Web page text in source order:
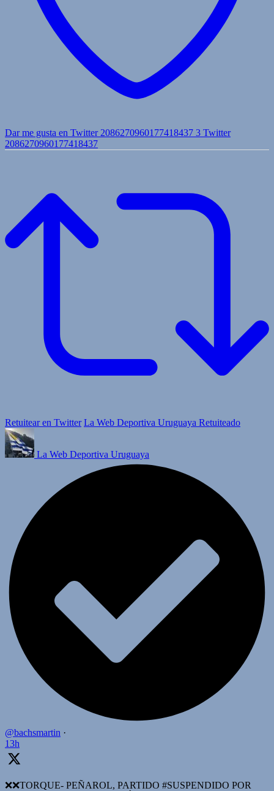
Dar me gusta en Twitter 2086270960177418437 3 Twitter
2086270960177418437
Retuitear en Twitter La Web Deportiva Uruguaya Retuiteado
La Web Deportiva Uruguaya
@bachsmartin ·
13h
❌️❌TORQUE- PEÑAROL, PARTIDO #SUSPENDIDO POR